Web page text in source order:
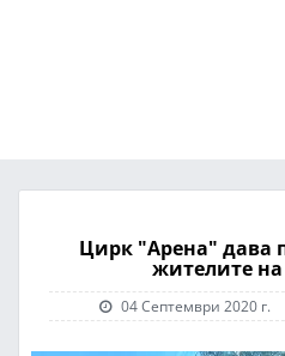
Цирк "Арена" дава
жителите
04 Септември 2020 г.